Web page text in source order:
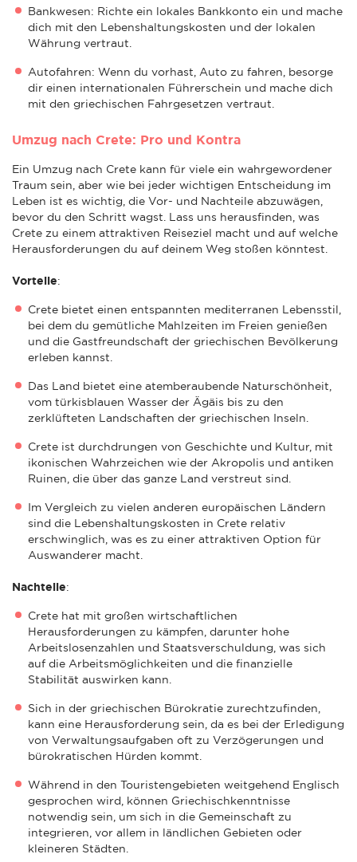
Bankwesen: Richte ein lokales Bankkonto ein und mache
dich mit den Lebenshaltungskosten und der lokalen
Währung vertraut.
Autofahren: Wenn du vorhast, Auto zu fahren, besorge
dir einen internationalen Führerschein und mache dich
mit den griechischen Fahrgesetzen vertraut.
Umzug nach Crete: Pro und Kontra
Ein Umzug nach Crete kann für viele ein wahrgewordener
Traum sein, aber wie bei jeder wichtigen Entscheidung im
Leben ist es wichtig, die Vor- und Nachteile abzuwägen,
bevor du den Schritt wagst. Lass uns herausfinden, was
Crete zu einem attraktiven Reiseziel macht und auf welche
Herausforderungen du auf deinem Weg stoßen könntest.
Vorteile:
Crete bietet einen entspannten mediterranen Lebensstil,
bei dem du gemütliche Mahlzeiten im Freien genießen
und die Gastfreundschaft der griechischen Bevölkerung
erleben kannst.
Das Land bietet eine atemberaubende Naturschönheit,
vom türkisblauen Wasser der Ägäis bis zu den
zerklüfteten Landschaften der griechischen Inseln.
Crete ist durchdrungen von Geschichte und Kultur, mit
ikonischen Wahrzeichen wie der Akropolis und antiken
Ruinen, die über das ganze Land verstreut sind.
Im Vergleich zu vielen anderen europäischen Ländern
sind die Lebenshaltungskosten in Crete relativ
erschwinglich, was es zu einer attraktiven Option für
Auswanderer macht.
Nachteile:
Crete hat mit großen wirtschaftlichen
Herausforderungen zu kämpfen, darunter hohe
Arbeitslosenzahlen und Staatsverschuldung, was sich
auf die Arbeitsmöglichkeiten und die finanzielle
Stabilität auswirken kann.
Sich in der griechischen Bürokratie zurechtzufinden,
kann eine Herausforderung sein, da es bei der Erledigung
von Verwaltungsaufgaben oft zu Verzögerungen und
bürokratischen Hürden kommt.
Während in den Touristengebieten weitgehend Englisch
gesprochen wird, können Griechischkenntnisse
notwendig sein, um sich in die Gemeinschaft zu
integrieren, vor allem in ländlichen Gebieten oder
kleineren Städten.